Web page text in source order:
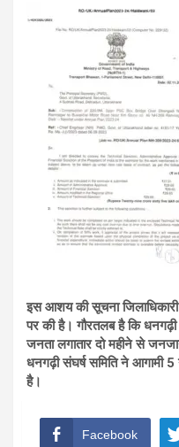
इस आशय की सूचना
पर की है। गौरतलब है कि
जनता लगातार दो महीने से
धनगढ़ी संघर्ष समिति ने आगामी
है।
Facebook